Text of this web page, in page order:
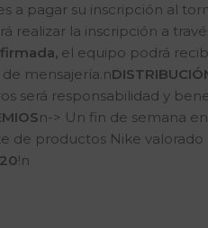
a pagar su inscripción al
realizar la inscripción a
el equipo podrá
mensajería.n
será responsabilidad y
n-> Un fin de semana
productos Nike valorado
!n